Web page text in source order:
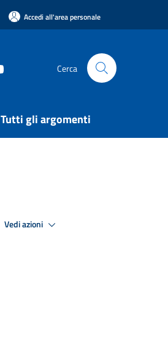
Accedi all'area personale
Cerca
Tutti gli argomenti
Vedi azioni